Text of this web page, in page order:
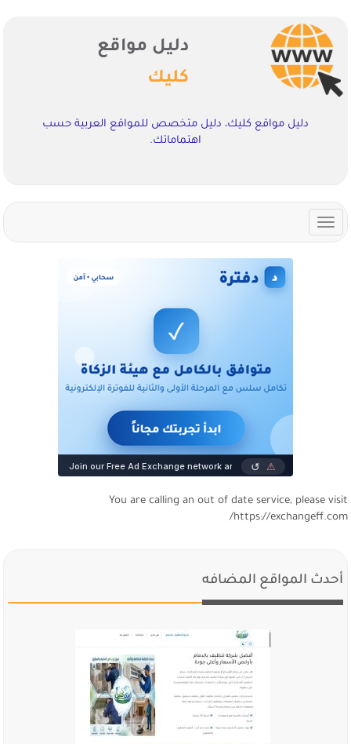
دليل مواقع
كليك
دليل مواقع كليك، دليل متخصص للمواقع العربية حسب
اهتماماتك.
Toggle
navigation
You are calling an out of date service, please visit
https://exchangeff.com/
أحدث المواقع المضافه